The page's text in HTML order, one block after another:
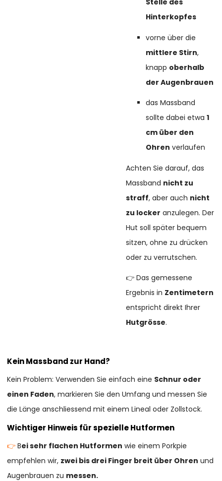
Stelle des
Hinterkopfes
vorne über die
mittlere Stirn,
knapp oberhalb
der Augenbrauen
das Massband
sollte dabei etwa1
cm über den
Ohren verlaufen
Achten Sie darauf, das
Massband nicht zu
straff, aber auch nicht
zu locker anzulegen. Der
Hut soll später bequem
sitzen, ohne zu drücken
oder zu verrutschen.
👉 Das gemessene
Ergebnis in Zentimetern
entspricht direkt Ihrer
Hutgrösse.
Kein Massband zur Hand?
Kein Problem: Verwenden Sie einfach eine Schnur oder
einen Faden, markieren Sie den Umfang und messen Sie
die Länge anschliessend mit einem Lineal oder Zollstock.
Wichtiger Hinweis für spezielle Hutformen
👉Bei sehr flachen Hutformen wie einem Porkpie
empfehlen wir, zwei bis drei Finger breit über Ohren und
Augenbrauen zu messen.